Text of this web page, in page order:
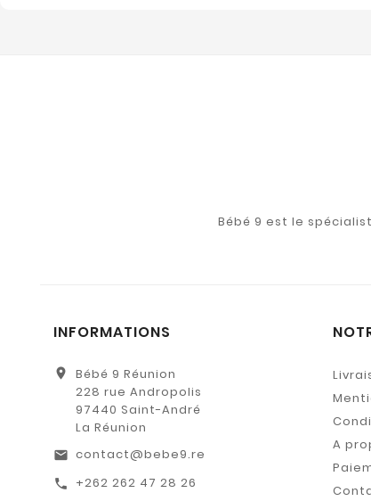
Bébé 9 est le
INFORMATIONS
location_on
Bébé 9 Réunion
228 rue Andropolis
97440 Saint-André
La Réunion
email contact@bebe9.re
call +262 262 47 28 26
A